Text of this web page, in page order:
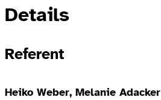
Details
Referent
Heiko Weber, Melanie Adacker